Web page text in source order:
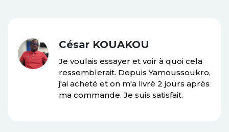
César KOUAKOU
Je voulais essayer et voir à quoi cela
ressemblerait. Depuis Yamoussoukro,
j'ai acheté et on m'a livré 2 jours après
ma commande. Je suis satisfait.